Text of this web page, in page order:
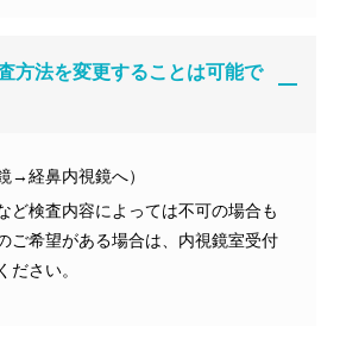
方法を変更することは可能で
→経鼻内視鏡へ）
ど検査内容によっては不可の場合も
ご希望がある場合は、内視鏡室受付
ださい。